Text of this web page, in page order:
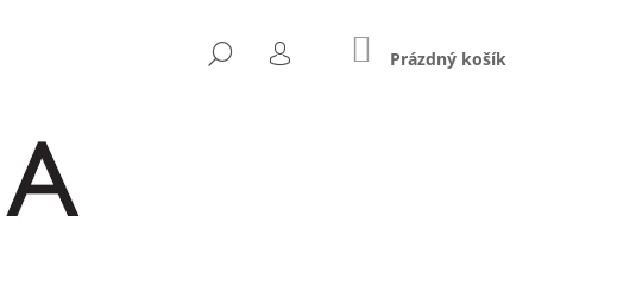
HLEDAT
PŘIHLÁŠENÍ
NÁKUPNÍ
KOŠÍK
Prázdný košík